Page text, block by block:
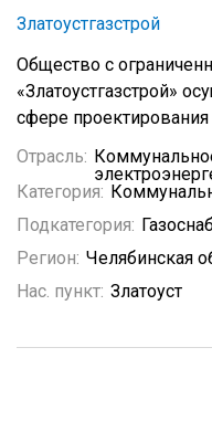
Златоустгазстрой
Общество с
«Златоустгазстрой»
сфере проектирования
Отрасль:
Категория:
Подкатегория:
Регион: Челябинская
Нас. пункт: Златоуст